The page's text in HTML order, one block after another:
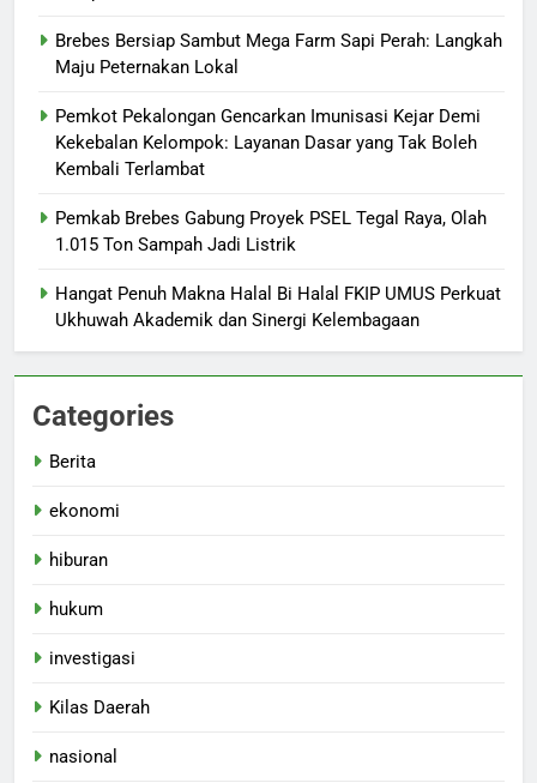
Brebes Bersiap Sambut Mega Farm Sapi Perah: Langkah
Maju Peternakan Lokal
Pemkot Pekalongan Gencarkan Imunisasi Kejar Demi
Kekebalan Kelompok: Layanan Dasar yang Tak Boleh
Kembali Terlambat
Pemkab Brebes Gabung Proyek PSEL Tegal Raya, Olah
1.015 Ton Sampah Jadi Listrik
Hangat Penuh Makna Halal Bi Halal FKIP UMUS Perkuat
Ukhuwah Akademik dan Sinergi Kelembagaan
Categories
Berita
ekonomi
hiburan
hukum
investigasi
Kilas Daerah
nasional